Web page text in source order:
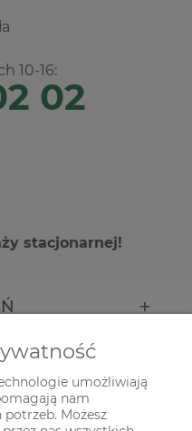
10-16:
02
stacjonarnej!
umożliwiają
nam
Możesz